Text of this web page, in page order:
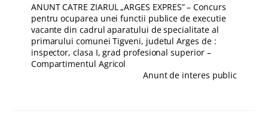
ANUNT CATRE ZIARUL „ARGES EXPRES” – Concurs
pentru ocuparea unei functii publice de executie
vacante din cadrul aparatului de specialitate al
primarului comunei Tigveni, judetul Arges de :
inspector, clasa I, grad profesional superior –
Compartimentul Agricol
Anunt de interes public